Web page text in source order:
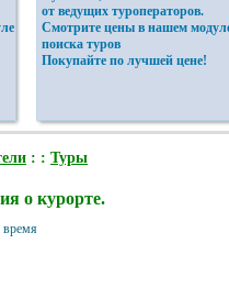
от ведущих туроператоров.
Смотрите цены в нашем
поиска туров
Покупайте по лучшей цене!
: : Туры
о курорте.
время